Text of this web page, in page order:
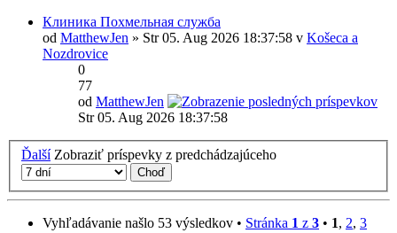
Клиника Похмельная служба
od MatthewJen » Str 05. Aug 2026 18:37:58 v Košeca a
Nozdrovice
0
77
od MatthewJen
Str 05. Aug 2026 18:37:58
Ďalší Zobraziť príspevky z predchádzajúceho
Vyhľadávanie našlo 53 výsledkov • Stránka 1 z 3 • 1, 2, 3